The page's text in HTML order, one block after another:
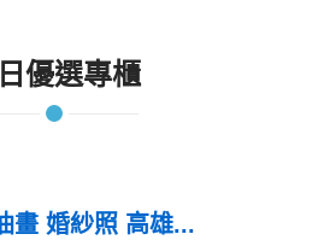
優選專櫃
畫 婚紗照 高雄...